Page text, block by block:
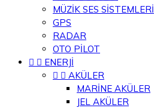
MÜZİK SES SİSTEMLERİ
GPS
RADAR
OTO PİLOT
  ENERJİ
  AKÜLER
MARİNE AKÜLER
JEL AKÜLER